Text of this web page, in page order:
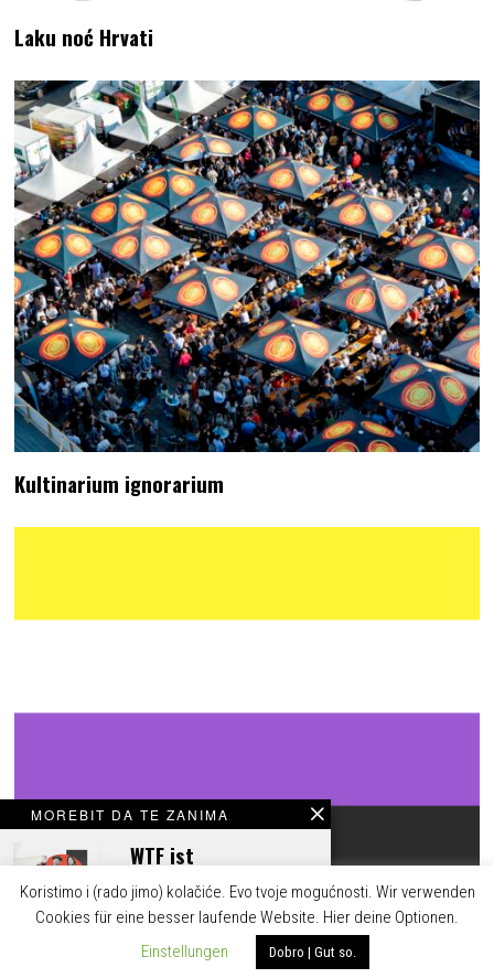
MOREBIT DA TE ZANIMA
WTF ist
burgenländisch-
kroatisch?!
Laku noć Hrvati
Kultinarium ignorarium
Rodna nebinarnost u hrvatskom jeziku
Koristimo i (rado jimo) kolačiće. Evo tvoje mogućnosti. Wir verwenden
Cookies für eine besser laufende Website. Hier deine Optionen.
Einstellungen
Dobro | Gut so.